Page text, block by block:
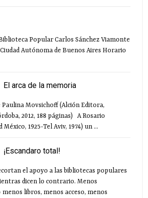
Popular Carlos Sánchez Viamonte
Ciudad Autónoma de Buenos Aires Horario
El arca de la memoria
Paulina Movsichoff (Alción Editora,
2012, 188 páginas) A Rosario
1925-Tel Aviv, 1974) un ...
¡Escandaro total!
el apoyo a las bibliotecas populares
dicen lo contrario. Menos
libros, menos acceso, menos